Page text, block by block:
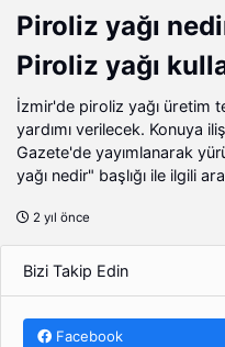
Piroliz yağı
Piroliz yağı
İzmir'de piroliz yağı üretim
yardımı verilecek. Konuya
Gazete'de yayımlanarak
yağı nedir" başlığı ile ilgili
2 yıl önce
Bizi Takip Edin
Facebook